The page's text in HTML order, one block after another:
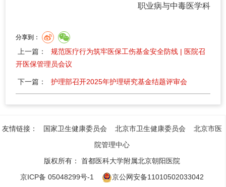
职业病与中毒医学科
分享到：
上一篇：
规范医疗行为筑牢医保工伤基金安全防线 | 医院召
开医保管理员会议
下一篇： 护理部召开2025年护理研究基金结题评审会
友情链接： 国家卫生健康委员会 北京市卫生健康委员会
北京市医
院管理中心
版权所有： 首都医科大学附属北京朝阳医院
京ICP备 05048299号-1
京公网安备11010502033042